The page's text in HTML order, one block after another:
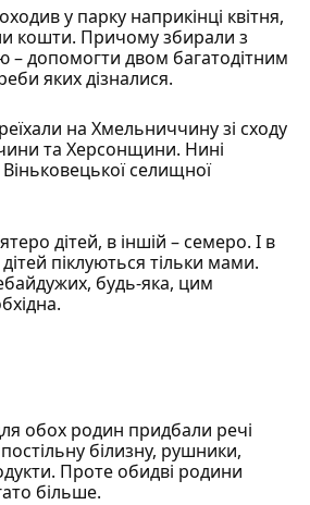
у парку наприкінці квітня,
кошти. Причому збирали з
– допомогти двом багатодітним
яких дізналися.
на Хмельниччину зі сходу
та Херсонщини. Нині
селищної
дітей, в іншій – семеро. І в
піклуються тільки мами.
будь-яка, цим
обох родин придбали речі
білизну, рушники,
Проте обидві родини
більше.